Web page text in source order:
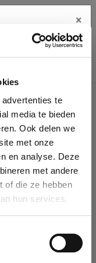
te
media te bieden
Ook delen we
met onze
en analyse. Deze
met andere
of die ze hebben
hun services.
name, VAT or
will auto-complete the
you can create
×